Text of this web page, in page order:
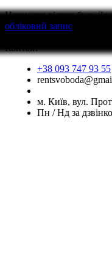
Написати відгукбудь
обліковий запис
Контакт
+38 093 747 93 55
м. Київ, вул.
Пн / Нд за